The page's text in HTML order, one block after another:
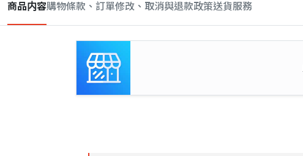
商品内容購物條款、訂單修改、取消與退款政策送貨服務